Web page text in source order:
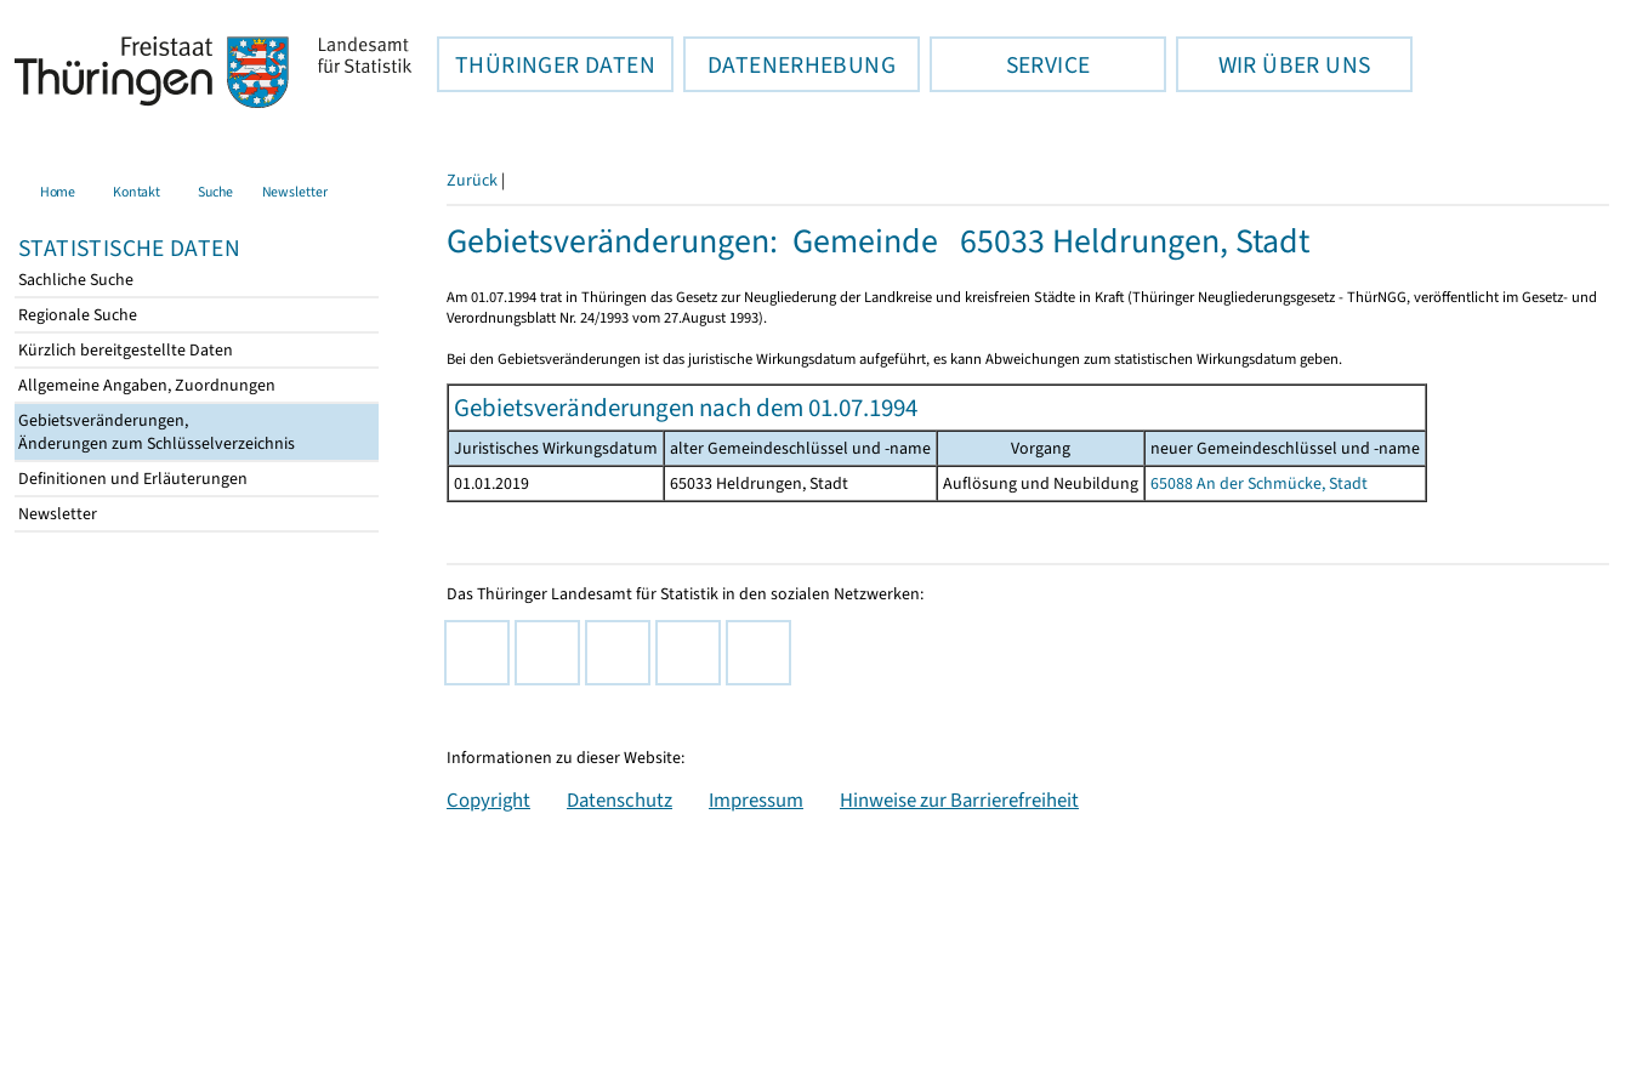
THÜRINGER DATEN DATENERHEBUNG SERVICE WIR ÜBER UNS
Home Kontakt Suche Newsletter
STATISTISCHE DATEN
Sachliche Suche
Regionale Suche
Kürzlich bereitgestellte Daten
Allgemeine Angaben, Zuordnungen
Gebietsveränderungen,
Änderungen zum Schlüsselverzeichnis
Definitionen und Erläuterungen
Newsletter
Zurück |
Gebietsveränderungen: Gemeinde 65033 Heldrungen, Stadt
Am 01.07.1994 trat in Thüringen das Gesetz zur Neugliederung der Landkreise und kreisfreien Städte in Kraft (Thüringer Neugliederungsgesetz - ThürNGG, veröffentlicht im Gesetz- und
Verordnungsblatt Nr. 24/1993 vom 27.August 1993).
Bei den Gebietsveränderungen ist das juristische Wirkungsdatum aufgeführt, es kann Abweichungen zum statistischen Wirkungsdatum geben.
Gebietsveränderungen nach dem 01.07.1994
Juristisches Wirkungsdatum alter Gemeindeschlüssel und -name Vorgang
neuer Gemeindeschlüssel und -name
01.01.2019
65033 Heldrungen, Stadt Auflösung und Neubildung 65088 An der Schmücke, Stadt
Das Thüringer Landesamt für Statistik in den sozialen Netzwerken:
Informationen zu dieser Website:
Copyright Datenschutz Impressum Hinweise zur Barrierefreiheit